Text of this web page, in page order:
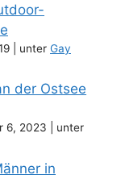
unter Gay
der Ostsee
6, 2023
unter
in